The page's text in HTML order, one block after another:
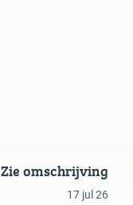
Zie omschrijving
17 jul 26